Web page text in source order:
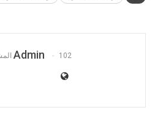
Admin 102 المشاركات